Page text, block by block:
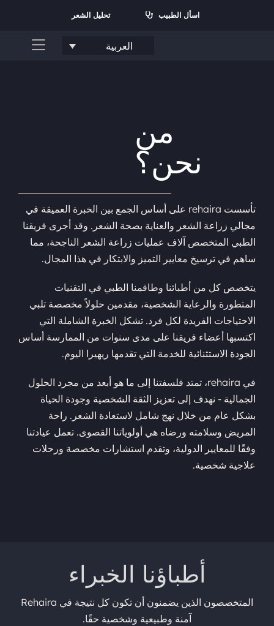
اسأل الطبيب تحليل الشعر
العربية
تبديل
الخدمات
الأسئلة الشائعة
تواصل معنا
من
نحن؟
تأسست rehaira على أساس الجمع بين الخبرة العميقة في
مجالي زراعة الشعر والعناية بصحة الشعر. وقد أجرى فريقنا
الطبي المتخصص آلاف عمليات زراعة الشعر الناجحة، مما
ساهم في ترسيخ معايير التميز والابتكار في هذا المجال.
يتخصص كل من أطبائنا وطاقمنا الطبي في التقنيات
المتطورة والرعاية الشخصية، مقدمين حلولاً مخصصة تلبي
الاحتياجات الفريدة لكل فرد. تشكل الخبرة الشاملة التي
اكتسبها أعضاء فريقنا على مدى سنوات من الممارسة أساس
الجودة الاستثنائية للخدمة التي تقدمها ريهيرا اليوم.
في rehaira، تمتد فلسفتنا إلى ما هو أبعد من مجرد الحلول
الجمالية - نهدف إلى تعزيز الثقة الشخصية وجودة الحياة
بشكل عام من خلال نهج شامل لاستعادة الشعر. راحة
المريض وسلامته ورضاه هي أولوياتنا القصوى. تعمل عيادتنا
وفقًا للمعايير الدولية، وتقدم استشارات مخصصة ورحلات
علاجية شخصية.
أطباؤنا الخبراء
المتخصصون الذين يضمنون أن تكون كل نتيجة في Rehaira
آمنة وطبيعية وشخصية حقًا.